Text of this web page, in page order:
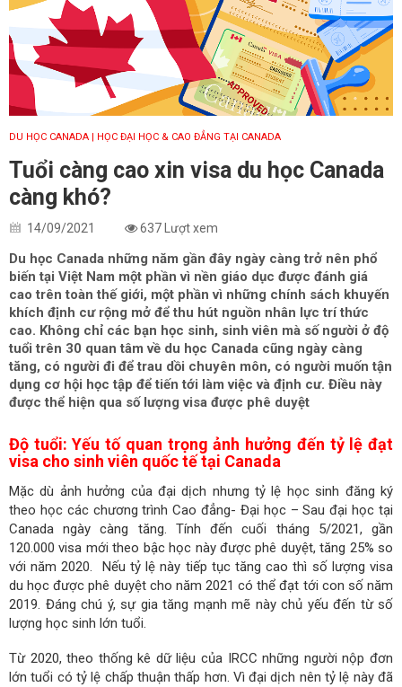
DU HỌC CANADA | HỌC ĐẠI HỌC & CAO ĐẲNG TẠI CANADA
Tuổi càng cao xin visa du học Canada
càng khó?
14/09/2021 637 Lượt xem
Du học Canada những năm gần đây ngày càng trở nên phổ
biến tại Việt Nam một phần vì nền giáo dục được đánh giá
cao trên toàn thế giới, một phần vì những chính sách khuyến
khích định cư rộng mở để thu hút nguồn nhân lực trí thức
cao. Không chỉ các bạn học sinh, sinh viên mà số người ở độ
tuổi trên 30 quan tâm về du học Canada cũng ngày càng
tăng, có người đi để trau dồi chuyên môn, có người muốn tận
dụng cơ hội học tập để tiến tới làm việc và định cư. Điều này
được thể hiện qua số lượng visa được phê duyệt
Độ tuổi: Yếu tố quan trọng ảnh hưởng đến tỷ lệ đạt
visa cho sinh viên quốc tế tại Canada
Mặc dù ảnh hưởng của đại dịch nhưng tỷ lệ học sinh đăng ký
theo học các chương trình Cao đẳng- Đại học – Sau đại học tại
Canada ngày càng tăng. Tính đến cuối tháng 5/2021, gần
120.000 visa mới theo bậc học này được phê duyệt, tăng 25% so
với năm 2020. Nếu tỷ lệ này tiếp tục tăng cao thì số lượng visa
du học được phê duyệt cho năm 2021 có thể đạt tới con số năm
2019. Đáng chú ý, sự gia tăng mạnh mẽ này chủ yếu đến từ số
lượng học sinh lớn tuổi.
Từ 2020, theo thống kê dữ liệu của IRCC những người nộp đơn
lớn tuổi có tỷ lệ chấp thuận thấp hơn. Vì đại dịch nên tỷ lệ này đã